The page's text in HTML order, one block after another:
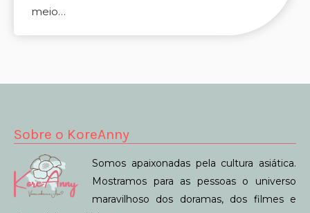
meio…
Sobre o KoreAnny
Somos apaixonadas pela cultura asiática.
Mostramos para as pessoas o universo
maravilhoso dos doramas, dos filmes e